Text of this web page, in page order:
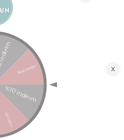
tarafından kurulan
tarafından
ürünler ve tasarım odaklı
Dışarıda sıcak ve soğuk
için… Açıp kapaması ve